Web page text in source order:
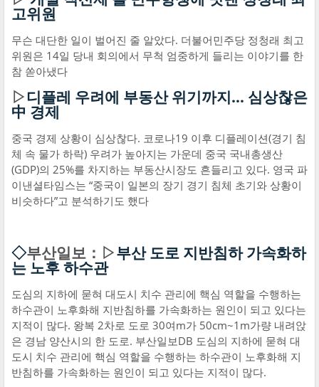
고위원
무슨 대단한 일이 벌어진 줄 알았다. 더불어민주당 정청래 최고
위원은 14일 당내 회의에서 무척 엄중하게 들리는 이야기를 한
참 쏟아냈다
▷디플레 우려에 부동산 위기까지… 심상찮은
中 경제
중국 경제 상황이 심상찮다. 코로나19 이후 디플레이션(경기 침
체 속 물가 하락) 우려가 높아지는 가운데 중국 국내총생산
(GDP)의 25%를 차지하는 부동산시장도 흔들리고 있다. 영국 파
이낸셜타임스는 “중국이 일본의 장기 경기 침체 초기와 상황이
비슷하다”고 분석하기도 했다
◇부산일보：▷부산 도로 지반침하 가속화하
는 노후 하수관
도심의 지하에 묻혀 대도시 치수 관리에 핵심 역할을 수행하는
하수관이 노후화해 지반침하를 가속화하는 원인이 되고 있다는
지적이 많다. 왕복 2차로 도로 30여m가 50cm~1m가량 내려앉
은 경남 양산시의 한 도로. 부산일보DB 도심의 지하에 묻혀 대
도시 치수 관리에 핵심 역할을 수행하는 하수관이 노후화해 지
반침하를 가속화하는 원인이 되고 있다는 지적이 많다.